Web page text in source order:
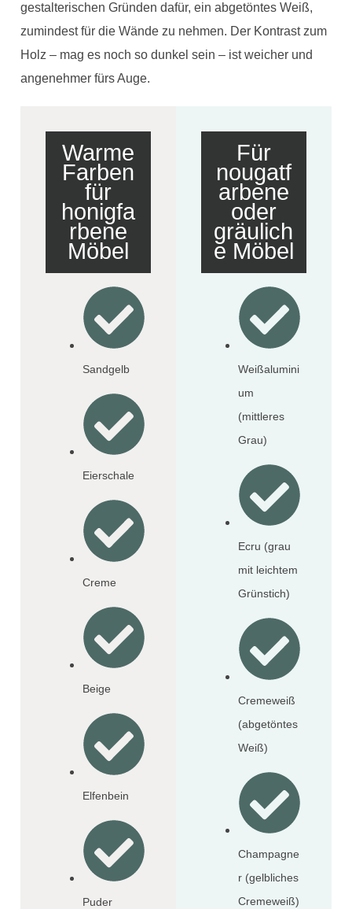
gestalterischen Gründen dafür, ein abgetöntes Weiß,
zumindest für die Wände zu nehmen. Der Kontrast zum
Holz – mag es noch so dunkel sein – ist weicher und
angenehmer fürs Auge.
Warme
Farben
für
honigfa
rbene
Möbel
Sandgelb
Eierschale
Creme
Beige
Elfenbein
Puder
Für
nougatf
arbene
oder
gräulich
e Möbel
Weißalumini
um
(mittleres
Grau)
Ecru (grau
mit leichtem
Grünstich)
Cremeweiß
(abgetöntes
Weiß)
Champagne
r (gelbliches
Cremeweiß)